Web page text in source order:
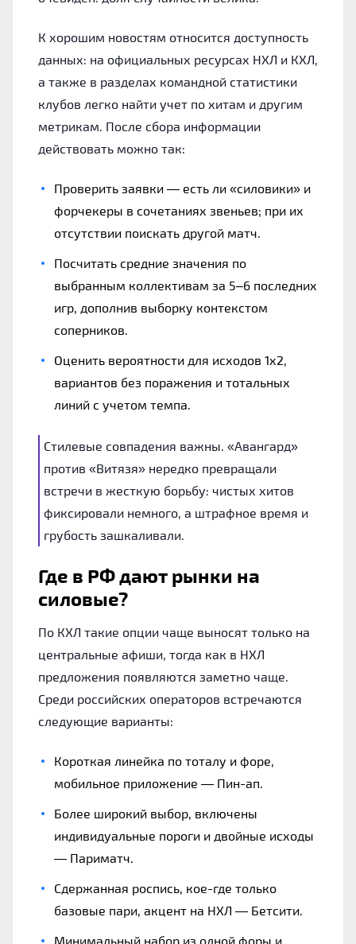
К хорошим новостям относится доступность
данных: на официальных ресурсах НХЛ и КХЛ,
а также в разделах командной статистики
клубов легко найти учет по хитам и другим
метрикам. После сбора информации
действовать можно так:
Проверить заявки — есть ли «силовики» и
форчекеры в сочетаниях звеньев; при их
отсутствии поискать другой матч.
Посчитать средние значения по
выбранным коллективам за 5–6 последних
игр, дополнив выборку контекстом
соперников.
Оценить вероятности для исходов 1х2,
вариантов без поражения и тотальных
линий с учетом темпа.
Стилевые совпадения важны. «Авангард»
против «Витязя» нередко превращали
встречи в жесткую борьбу: чистых хитов
фиксировали немного, а штрафное время и
грубость зашкаливали.
Где в РФ дают рынки на
силовые?
По КХЛ такие опции чаще выносят только на
центральные афиши, тогда как в НХЛ
предложения появляются заметно чаще.
Среди российских операторов встречаются
следующие варианты:
Короткая линейка по тоталу и форе,
мобильное приложение — Пин-ап.
Более широкий выбор, включены
индивидуальные пороги и двойные исходы
— Париматч.
Сдержанная роспись, кое-где только
базовые пари, акцент на НХЛ — Бетсити.
Минимальный набор из одной форы и